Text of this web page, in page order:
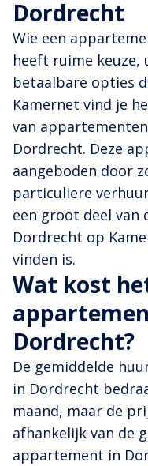
Dordrecht
Wie een
heeft ruime keuze,
betaalbare opties
Kamernet vind je
van
Dordrecht. Deze
aangeboden door
particuliere
een groot deel van
Dordrecht op
vinden is.
Wat kost
Dordrecht?
De gemiddelde
in Dordrecht
maand, maar de
afhankelijk van de
appartement in